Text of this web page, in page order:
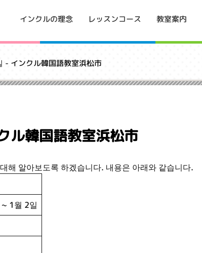
インクルの理念 レッスンコース 教室案内
- インクル韓国語教室浜松市
ル韓国語教室浜松市
해 알아보도록 하겠습니다. 내용은 아래와 같습니다.
1월 2일